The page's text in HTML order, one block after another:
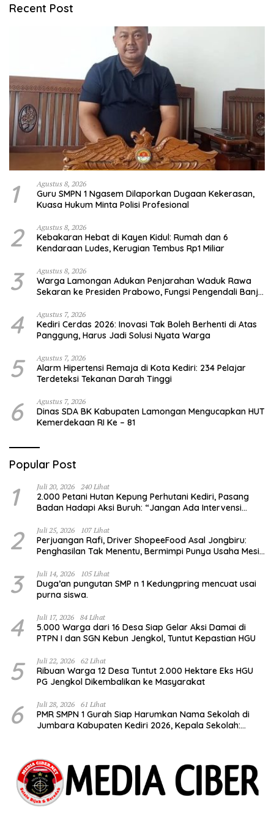
Recent Post
1 Agustus 8, 2026
Guru SMPN 1 Ngasem Dilaporkan Dugaan Kekerasan,
Kuasa Hukum Minta Polisi Profesional
2 Agustus 8, 2026
Kebakaran Hebat di Kayen Kidul: Rumah dan 6
Kendaraan Ludes, Kerugian Tembus Rp1 Miliar
3 Agustus 8, 2026
Warga Lamongan Adukan Penjarahan Waduk Rawa
Sekaran ke Presiden Prabowo, Fungsi Pengendali Banjir
4 Agustus 7, 2026
Kediri Cerdas 2026: Inovasi Tak Boleh Berhenti di Atas
Panggung, Harus Jadi Solusi Nyata Warga
5 Agustus 7, 2026
Alarm Hipertensi Remaja di Kota Kediri: 234 Pelajar
Terdeteksi Tekanan Darah Tinggi
6 Agustus 7, 2026
Dinas SDA BK Kabupaten Lamongan Mengucapkan HUT
Kemerdekaan RI Ke – 81
Popular Post
1 Juli 20, 2026 240 Lihat
2.000 Petani Hutan Kepung Perhutani Kediri, Pasang
Badan Hadapi Aksi Buruh: “Jangan Ada Intervensi
2 Juli 25, 2026 107 Lihat
Perjuangan Rafi, Driver ShopeeFood Asal Jongbiru:
Penghasilan Tak Menentu, Bermimpi Punya Usaha Mesin
3 Juli 14, 2026 105 Lihat
Duga’an pungutan SMP n 1 Kedungpring mencuat usai
purna siswa.
4 Juli 17, 2026 84 Lihat
5.000 Warga dari 16 Desa Siap Gelar Aksi Damai di
PTPN I dan SGN Kebun Jengkol, Tuntut Kepastian HGU
5 Juli 22, 2026 62 Lihat
Ribuan Warga 12 Desa Tuntut 2.000 Hektare Eks HGU
PG Jengkol Dikembalikan ke Masyarakat
6 Juli 28, 2026 61 Lihat
PMR SMPN 1 Gurah Siap Harumkan Nama Sekolah di
Jumbara Kabupaten Kediri 2026, Kepala Sekolah: